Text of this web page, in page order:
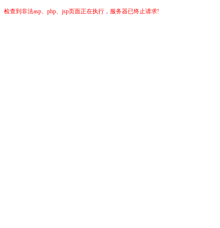
检查到非法asp、php、jsp页面正在执行，服务器已终止请求!